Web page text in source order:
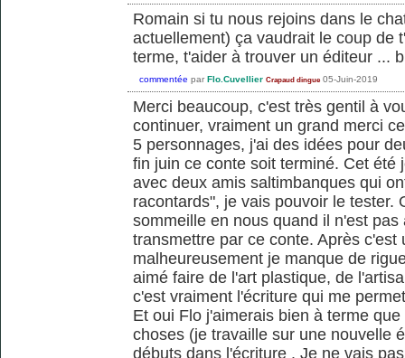
Romain si tu nous rejoins dans le
actuellement) ça vaudrait le coup de
terme, t'aider à trouver un éditeur ...
commentée par Flo.Cuvellier Crapaud dingue 05-Juin-2019
Merci beaucoup, c'est très gentil à
continuer, vraiment un grand merci
5 personnages, j'ai des idées pour
fin juin ce conte soit terminé. Cet été
avec deux amis saltimbanques qui
racontards", je vais pouvoir le tester.
sommeille en nous quand il n'est
transmettre par ce conte. Après
malheureusement je manque de
aimé faire de l'art plastique, de
c'est vraiment l'écriture qui me
Et oui Flo j'aimerais bien à terme
choses (je travaille sur une nouvelle
débuts dans l'écriture . Je ne vais